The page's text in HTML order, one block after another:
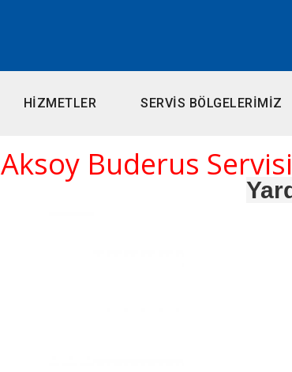
HİZMETLER SERVİS BÖLGELERİMİZ
Aksoy Buderus Servisi